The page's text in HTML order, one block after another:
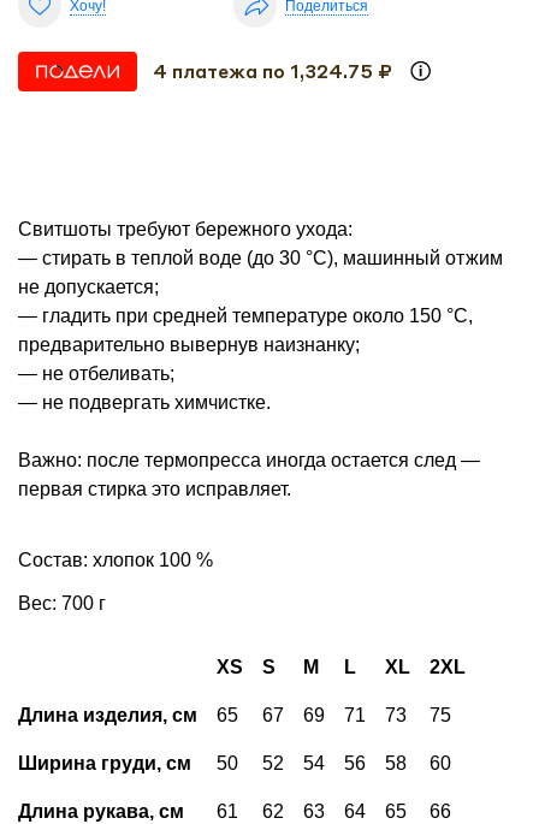
Хочу! Поделиться
4 платежа по 1,324.75 ₽
Свитшоты требуют бережного ухода:
— стирать в теплой воде (до 30 °С), машинный отжим
не допускается;
— гладить при средней температуре около 150 °С,
предварительно вывернув наизнанку;
— не отбеливать;
— не подвергать химчистке.
Важно: после термопресса иногда остается след —
первая стирка это исправляет.
Состав: хлопок 100 %
Вес: 700 г
XS S M L XL 2XL
Длина изделия, см 65 67 69 71 73 75
Ширина груди, см 50 52 54 56 58 60
Длина рукава, см 61 62 63 64 65 66